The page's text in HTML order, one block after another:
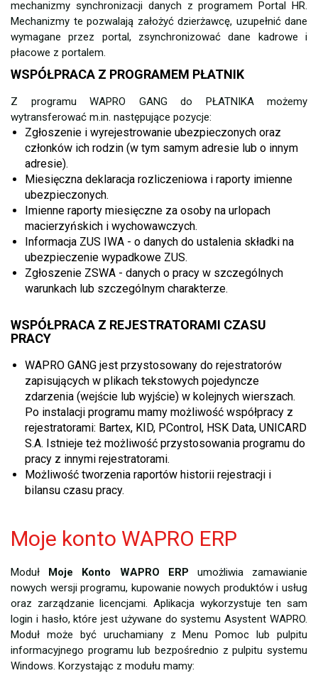
mechanizmy synchronizacji danych z programem Portal HR.
Mechanizmy te pozwalają założyć dzierżawcę, uzupełnić dane
wymagane przez portal, zsynchronizować dane kadrowe i
płacowe z portalem.
WSPÓŁPRACA Z PROGRAMEM PŁATNIK
Z programu WAPRO GANG do PŁATNIKA możemy
wytransferować m.in. następujące pozycje:
Zgłoszenie i wyrejestrowanie ubezpieczonych oraz
członków ich rodzin (w tym samym adresie lub o innym
adresie).
Miesięczna deklaracja rozliczeniowa i raporty imienne
ubezpieczonych.
Imienne raporty miesięczne za osoby na urlopach
macierzyńskich i wychowawczych.
Informacja ZUS IWA - o danych do ustalenia składki na
ubezpieczenie wypadkowe ZUS.
Zgłoszenie ZSWA - danych o pracy w szczególnych
warunkach lub szczególnym charakterze.
WSPÓŁPRACA Z REJESTRATORAMI CZASU
PRACY
WAPRO GANG jest przystosowany do rejestratorów
zapisujących w plikach tekstowych pojedyncze
zdarzenia (wejście lub wyjście) w kolejnych wierszach.
Po instalacji programu mamy możliwość współpracy z
rejestratorami: Bartex, KID, PControl, HSK Data, UNICARD
S.A. Istnieje też możliwość przystosowania programu do
pracy z innymi rejestratorami.
Możliwość tworzenia raportów historii rejestracji i
bilansu czasu pracy.
Moje konto WAPRO ERP
Moduł Moje Konto WAPRO ERP umożliwia zamawianie
nowych wersji programu, kupowanie nowych produktów i usług
oraz zarządzanie licencjami. Aplikacja wykorzystuje ten sam
login i hasło, które jest używane do systemu Asystent WAPRO.
Moduł może być uruchamiany z Menu Pomoc lub pulpitu
informacyjnego programu lub bezpośrednio z pulpitu systemu
Windows. Korzystając z modułu mamy: